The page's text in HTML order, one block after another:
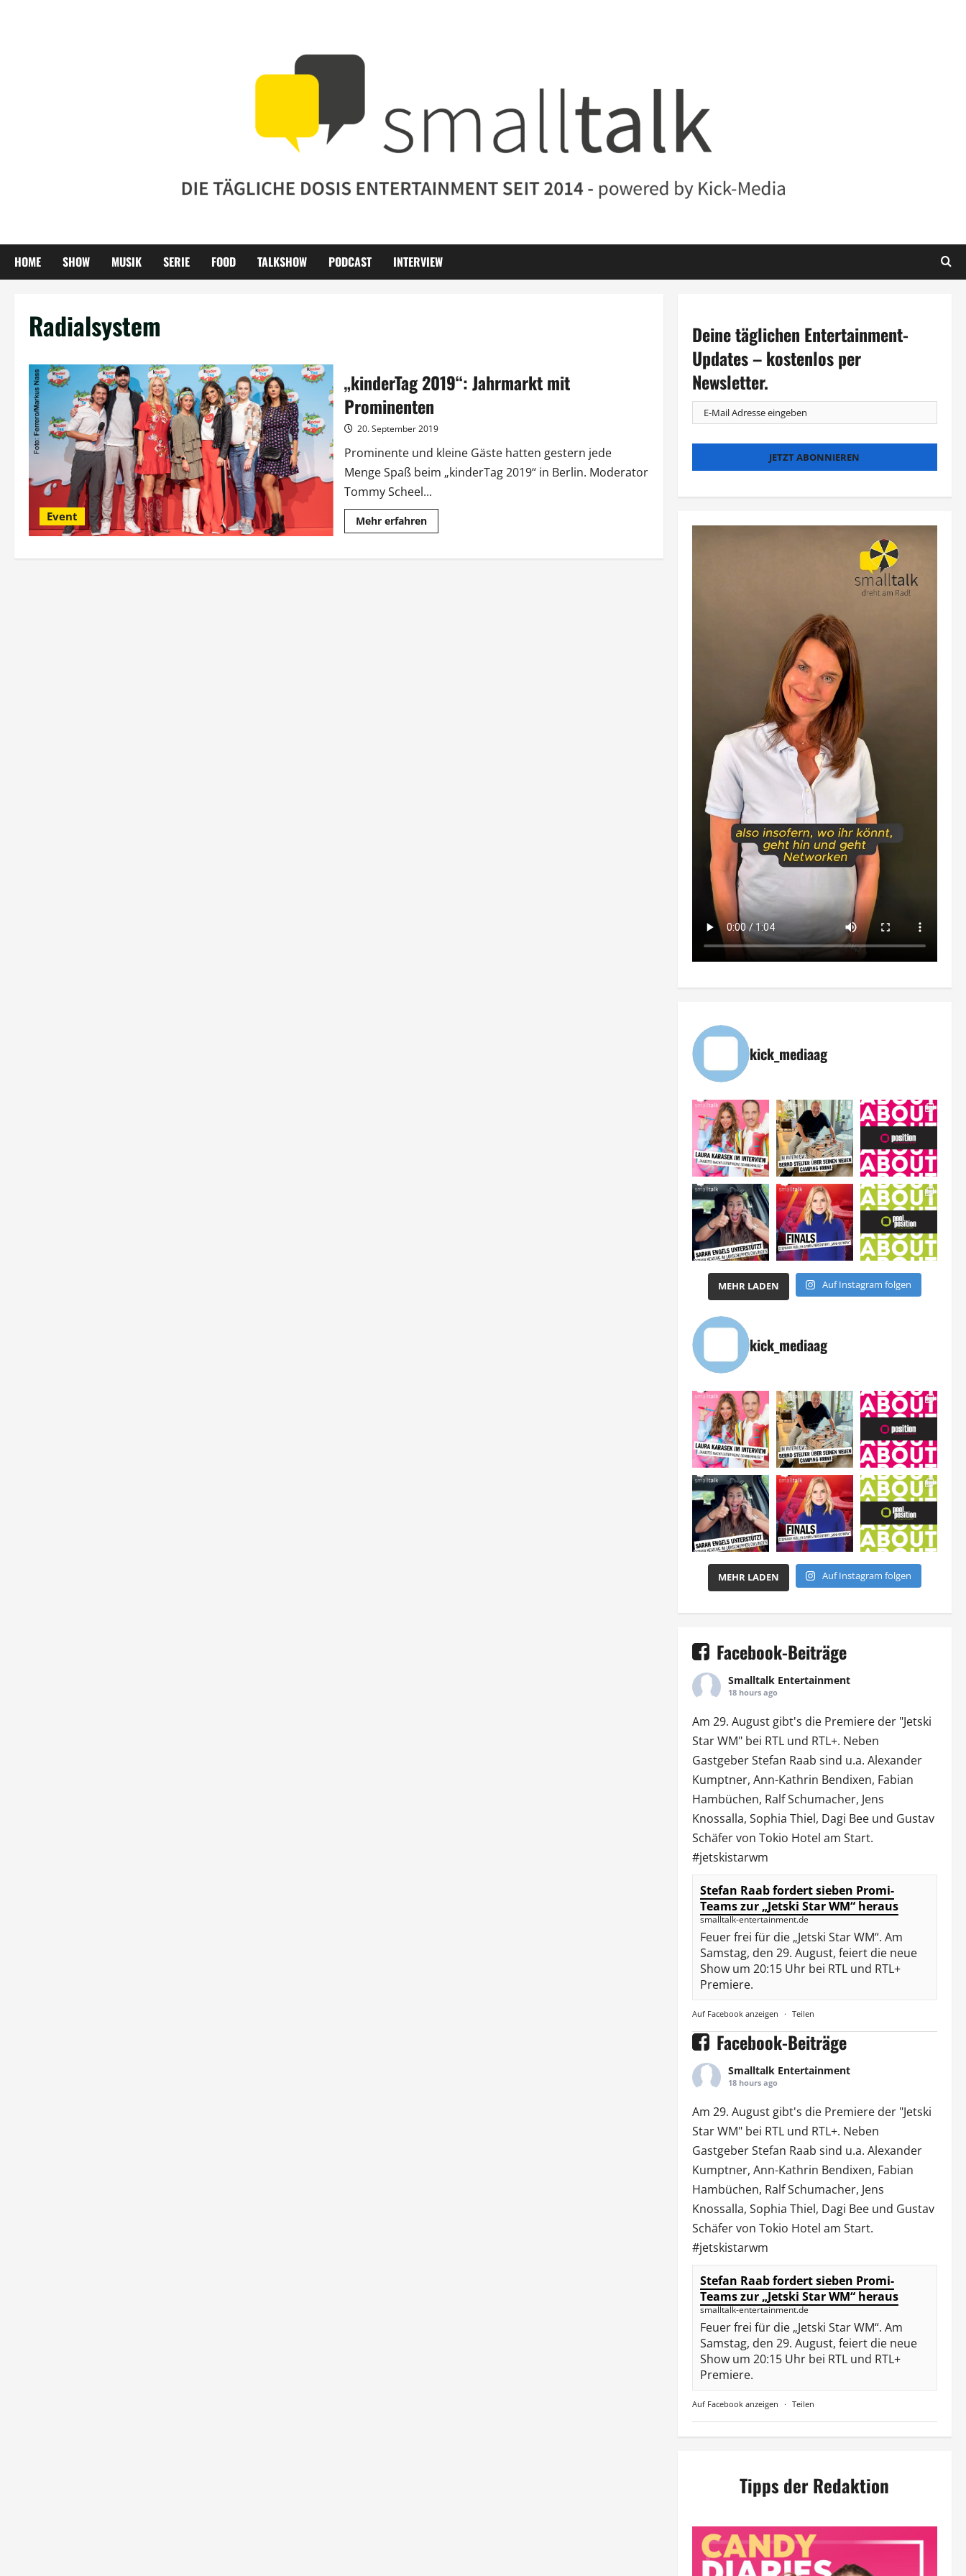
HOME SHOW MUSIK SERIE FOOD TALKSHOW PODCAST INTERVIEW
Radialsystem
Event
„kinderTag 2019“: Jahrmarkt mit
Prominenten
20. September 2019
Prominente und kleine Gäste hatten gestern jede
Menge Spaß beim „kinderTag 2019“ in Berlin. Moderator
Tommy Scheel...
Mehr erfahrenMehr
Informationen
2019“:
Deine täglichen Entertainment-
Updates – kostenlos per
Newsletter.
kick_mediaag
MEHR LADEN Auf Instagram folgen
kick_mediaag
MEHR LADEN Auf Instagram folgen
Facebook-Beiträge
Smalltalk Entertainment
18 hours ago
Am 29. August gibt's die Premiere der "Jetski
Star WM" bei RTLund RTL+. Neben
Gastgeber Stefan Raab sind u.a. Alexander
Kumptner, Ann-Kathrin Bendixen, Fabian
Hambüchen, Ralf Schumacher, Jens
Knossalla, Sophia Thiel, Dagi Beeund Gustav
Schäfer von Tokio Hotel am Start.
#jetskistarwm
Stefan Raab fordert sieben Promi-
Teams zur „Jetski Star WM“ heraus
smalltalk-entertainment.de
Feuer frei für die „Jetski Star WM“. Am
Samstag, den 29. August, feiert die neue
Show um 20:15 Uhr bei RTL und RTL+
Premiere.
Auf Facebook anzeigen · Teilen
Facebook-Beiträge
Smalltalk Entertainment
18 hours ago
Am 29. August gibt's die Premiere der "Jetski
Star WM" bei RTLund RTL+. Neben
Gastgeber Stefan Raab sind u.a. Alexander
Kumptner, Ann-Kathrin Bendixen, Fabian
Hambüchen, Ralf Schumacher, Jens
Knossalla, Sophia Thiel, Dagi Beeund Gustav
Schäfer von Tokio Hotel am Start.
#jetskistarwm
Stefan Raab fordert sieben Promi-
Teams zur „Jetski Star WM“ heraus
smalltalk-entertainment.de
Feuer frei für die „Jetski Star WM“. Am
Samstag, den 29. August, feiert die neue
Show um 20:15 Uhr bei RTL und RTL+
Premiere.
Auf Facebook anzeigen · Teilen
Tipps der Redaktion